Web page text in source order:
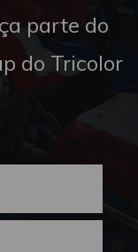
parte do
do Tricolor